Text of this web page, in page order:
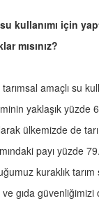
kullanımı için
mısınız?
amaçlı su
yaklaşık yüzde
ülkemizde de
payı yüzde 79.
kuraklık
gıda güvenliğimizi